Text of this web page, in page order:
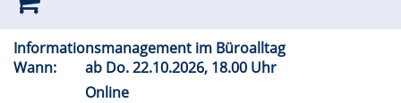
Informationsmanagement im Büroalltag
Wann:
ab Do.22.10.2026, 18.00 Uhr
Online